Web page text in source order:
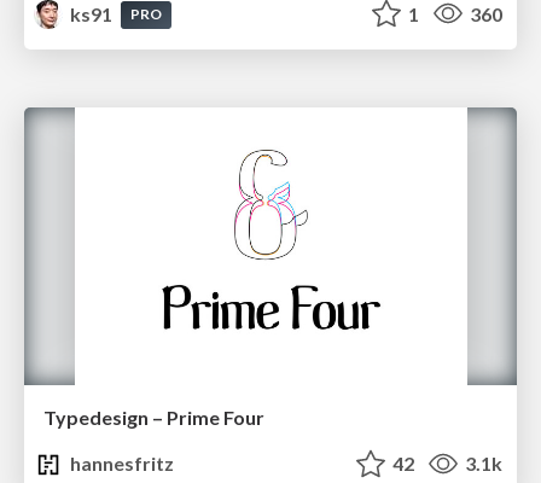
ks91
PRO 1 360
Typedesign – Prime Four
hannesfritz
42 3.1k